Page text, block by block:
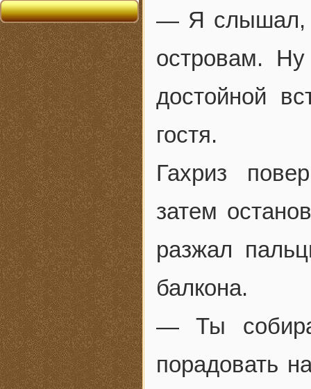
— Я слышал,
островам.
достойной
гостя.
Гахриз
затем
разжал
балкона.
— Ты
порадовать